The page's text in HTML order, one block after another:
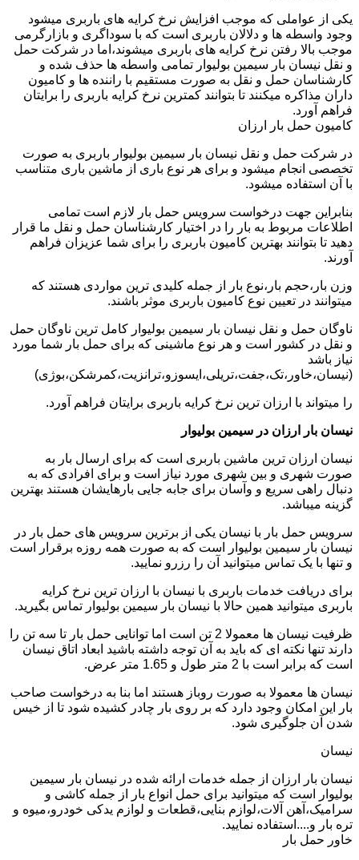
یکی از عواملی که موجب افزایش نرخ کرایه های باربری میشود
وجود واسطه ها و دلالان باربری است که با سوداگری و بازارگرمی
موجب بالا رفتن نرخ کرایه های باربری میشوند،اما در شرکت حمل
و نقل نیسان بار سیمین بولیوار تمامی واسطه ها حذف شده و
کارشناسان حمل و نقل به صورت مستقیم با راننده ها و کامیون
داران مذاکره میکنند تا بتوانند کمترین نرخ کرایه باربری را برایتان
فراهم آورد.
کامیون حمل بار ارزان
در شرکت حمل و نقل نیسان بار سیمین بولیوار باربری به صورت
تخصصی انجام میشود و برای هر نوع باری از ماشین باری متناسب
با آن استفاده میشود.
بنابراین جهت درخواست سرویس حمل بار لازم است تمامی
اطلاعات مربوط به بار را در اختیار کارشناسان حمل و نقل ما قرار
دهید تا بتوانند بهترین کامیون باربری را برای شما عزیزان فراهم
آورند.
وزن بار،حجم بار،نوع بار از جمله کلیدی ترین مواردی هستند که
میتوانند در تعیین نوع کامیون باربری موثر باشند.
ناوگان حمل و نقل نیسان بار سیمین بولیوار کامل ترین ناوگان حمل
و نقل در کشور است و هر نوع ماشینی که برای حمل بار شما مورد
نیاز باشد
(نیسان،خاور،تک،جفت،تریلی،ایسوزو،ترانزیت،کمرشکن،بوژی)
را میتواند با ارزان ترین نرخ کرایه باربری برایتان فراهم آورد.
نیسان بار ارزان در سیمین بولیوار
نیسان ارزان ترین ماشین باربری است که برای ارسال بار به
صورت شهری و بین شهری مورد نیاز است و برای افرادی که به
دنبال راهی سریع و وآسان برای جابه جایی بارهایشان هستند بهترین
گزینه میباشد.
سرویس حمل بار با نیسان یکی از برترین سرویس های حمل بار در
نیسان بار سیمین بولیوار است که به صورت همه روزه برقرار است
و تنها با یک تماس میتوانید آن را رزرو نمایید.
برای دریافت خدمات باربری با نیسان با ارزان ترین نرخ کرایه
باربری میتوانید همین حالا با نیسان بار سیمین بولیوار تماس بگیرید.
ظرفیت نیسان ها معمولا 2 تن است اما توانایی حمل بار تا سه تن را
دارند تنها نکته ای که باید به آن توجه داشته باشید ابعاد اتاق نیسان
است که برابر است با 2 متر طول و 1.65 متر عرض.
نیسان ها معمولا به صورت روباز هستند اما بنا به درخواست صاحب
بار این امکان وجود دارد که بر روی بار چادر کشیده شود تا از خیس
شدن آن جلوگیری شود.
نیسان
نیسان بار ارزان از جمله خدمات ارائه شده در نیسان بار سیمین
بولیوار است که میتوانید برای حمل انواع بار از جمله کاشی و
سرامیک،آهن آلات،لوازم بنایی،قطعات و لوازم یدکی خودرو،میوه و
تره بار و....استفاده نمایید.
خاور حمل بار